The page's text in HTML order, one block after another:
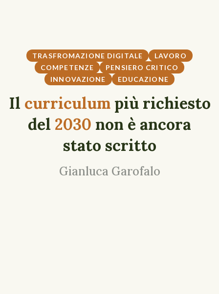
TRASFROMAZIONE DIGITALE
LAVORO
COMPETENZE
PENSIERO CRITICO
INNOVAZIONE
EDUCAZIONE
Il curriculumpiù richiesto
del 2030 non è ancora
stato scritto
Gianluca Garofalo